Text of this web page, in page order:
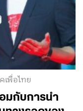
เพื่อไทย
มกับการนำ